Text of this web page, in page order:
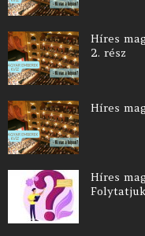
Híres
2. rész
Híres
Híres